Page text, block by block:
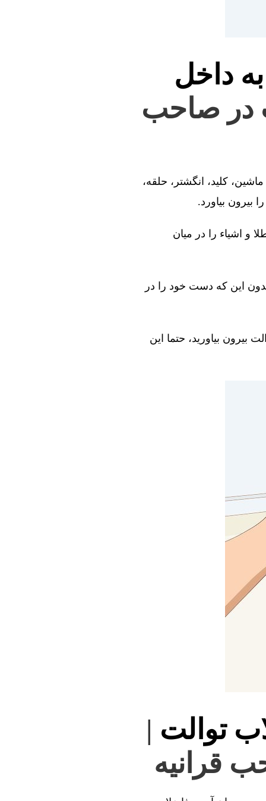
داخل
در صاحب‌
کلید، انگشتر، حلقه،
بیرون بیاورد.
و اشیاء را در میان
این که دست خود را در
بیرون بیاورید، حتما این
توالت |
قرانیه